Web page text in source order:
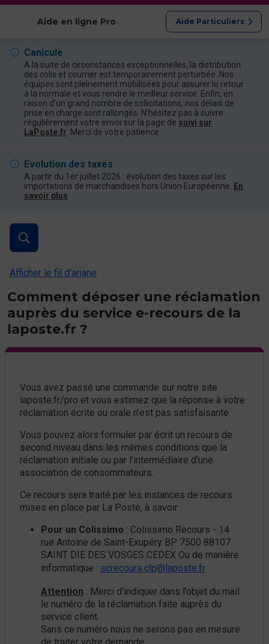
Aide en ligne Pro Aide Particuliers
Canicule
A la suite de circonstances exceptionnelles, la distribution
des colis et courrier est temporairement perturbée. Nos
équipes sont pleinement mobilisées pour assurer le retour
à la normale et vous rendre le meilleur service. Enfin, en
raison d’un grand nombre de sollicitations, nos délais de
prise en charge sont rallongés. N’hésitez pas à suivre
régulièrement votre envoi sur la page de suivi sur
LaPoste.fr . Merci de votre patience.
Evolution des taxes
A partir du 1er juillet 2026 : évolution des taxes sur les
importations de marchandises hors Union Européenne.
En
savoir plus
Afficher le fil d'ariane
Comment déposer une réclamation
auprès du service e-recours de la
laposte.fr ?
Vous avez passé une commande sur notre site
laposte.fr/pro et vous estimez que la réponse à votre
réclamation écrite ou orale n’est pas satisfaisante.
Vous pouvez alors formuler par écrit un recours de
second niveau dans les mêmes conditions que la
réclamation initiale ou par l'intermédiaire d'une
association de consommateurs.
Ce recours sera traité par les instances de recours
mises en place par La Poste, à savoir :
Pour un Colissimo : Colissimo Recours - 14
rue Antoine de Saint-Exupéry BP 7500 88107
SAINT DIE DES VOSGES CEDEX Ou de manière
informatique : screcours.clp@laposte.fr
Attention : Merci d’indiquer dans l’objet du mail
le numéro de la réclamation faite auprès du
service client.
Sans ce numéro nous ne serons pas en mesure